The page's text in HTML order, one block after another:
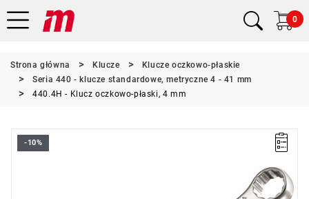
0
Strona główna Klucze
Klucze oczkowo-płaskie
Seria 440 - klucze standardowe, metryczne 4 - 41 mm
440.4H - Klucz oczkowo-płaski, 4 mm
-10%